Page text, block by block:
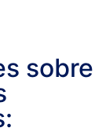
sobre